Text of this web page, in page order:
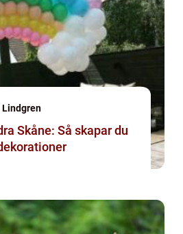
Lindgren
Skåne: Så skapar du